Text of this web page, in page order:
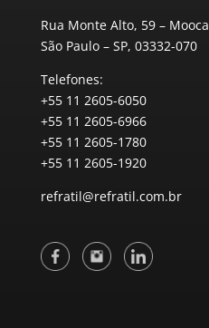
Rua Monte Alto, 59 – Mooca
São Paulo – SP, 03332-070
Telefones:
+55 11 2605-6050
+55 11 2605-6966
+55 11 2605-1780
+55 11 2605-1920
refratil@refratil.com.br